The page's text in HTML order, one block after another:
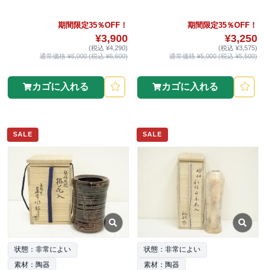
期間限定35％OFF！
¥3,900
(税込 ¥4,290)
通常価格 ¥6,000 (税込 ¥6,600)
カゴに入れる
期間限定35％OFF！
¥3,250
(税込 ¥3,575)
通常価格 ¥5,000 (税込 ¥5,500)
カゴに入れる
SALE
状態：非常によい
素材：陶器
SALE
状態：非常によい
素材：陶器